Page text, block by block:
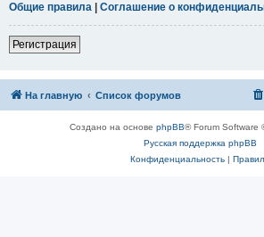
Общие правила
Соглашение о
Регистрация
На главную Список форумов
Создано на основе phpBB® Forum Software
Русская поддержка phpBB
Конфиденциальность|